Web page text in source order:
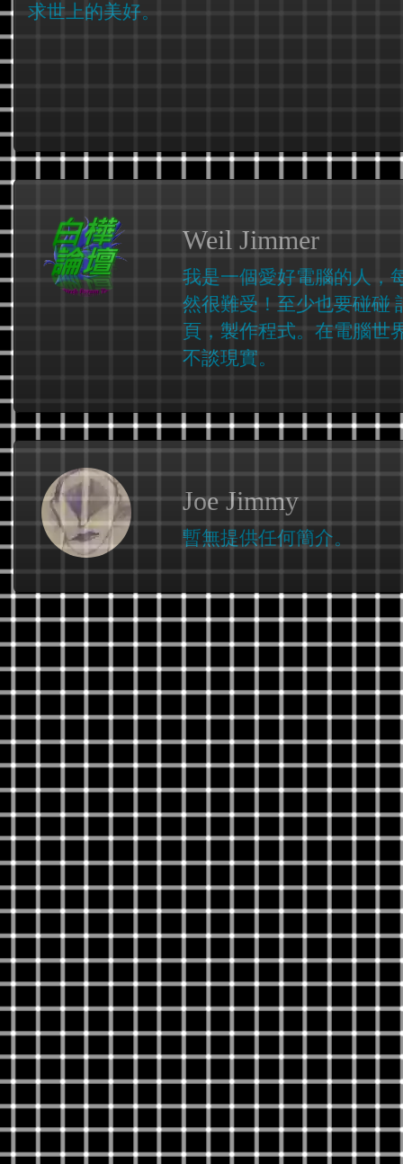
求世上的美好。
Weil Jimmer
我是一個愛好電腦的人，
然很難受！至少也要碰碰
頁，製作程式。在電腦世
不談現實。
Joe Jimmy
暫無提供任何簡介。